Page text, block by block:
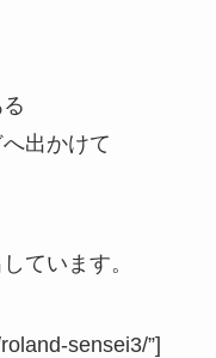
出かけて
ています。
sensei3/”]